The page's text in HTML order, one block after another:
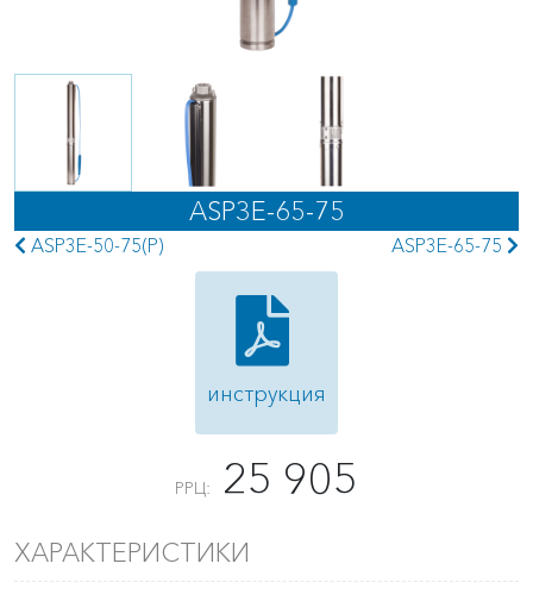
ASP3E-65-75
ASP3E-50-75(P) ASP3E-65-75
инструкция
РРЦ: 25 905
ХАРАКТЕРИСТИКИ